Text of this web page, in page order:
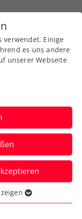
Super
und
der
US-Open-
verwendet. Einige
es uns andere
unserer Webseite